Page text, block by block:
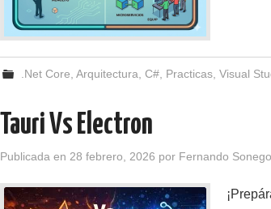
.Net Core ,Arquitectura ,C# Practicas ,Visual
Tauri Vs Electron
Publicada en 28 febrero, 2026 por Fernando Sonego